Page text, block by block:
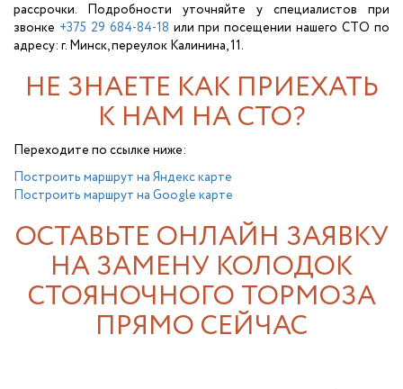
рассрочки. Подробности уточняйте у специалистов при
звонке +375 29 684-84-18 или при посещении нашего СТО по
адресу: г. Минск, переулок Калинина, 11.
НЕ ЗНАЕТЕ КАК ПРИЕХАТЬ
К НАМ НА СТО?
Переходите по ссылке ниже:
Построить маршрут на Яндекс карте
Построить маршрут на Google карте
ОСТАВЬТЕ ОНЛАЙН ЗАЯВКУ
НА ЗАМЕНУ КОЛОДОК
СТОЯНОЧНОГО ТОРМОЗА
ПРЯМО СЕЙЧАС